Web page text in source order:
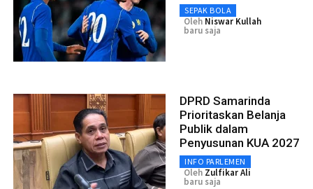
SEPAK BOLA
Oleh Niswar Kullah
baru saja
DPRD Samarinda
Prioritaskan Belanja
Publik dalam
Penyusunan KUA 2027
INFO PARLEMEN
Oleh Zulfikar Ali
baru saja